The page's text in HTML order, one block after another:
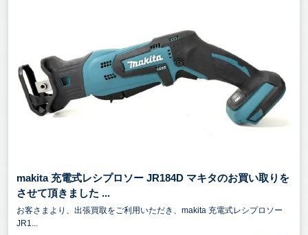
makita 充電式レシプロソー JR184D マキタのお買い取りを
させて頂きました ...
お客さまより、出張買取をご利用いただき、makita 充電式レシプロソー
JR1...